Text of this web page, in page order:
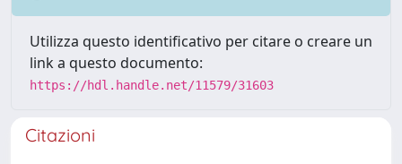
Utilizza questo identificativo per citare o creare un
link a questo documento:
https://hdl.handle.net/11579/31603
Citazioni